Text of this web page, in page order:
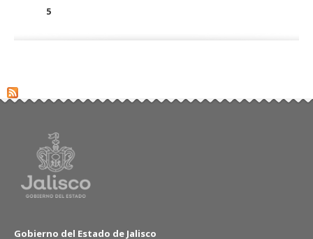
5
Gobierno del Estado de Jalisco